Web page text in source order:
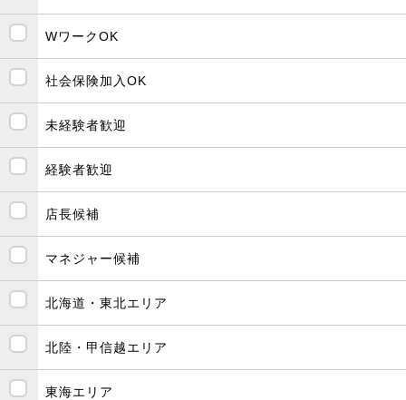
WワークOK
社会保険加入OK
未経験者歓迎
経験者歓迎
店長候補
マネジャー候補
北海道・東北エリア
北陸・甲信越エリア
東海エリア